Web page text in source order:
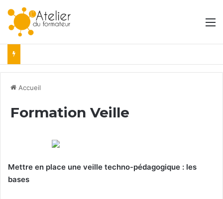
Accueil
Formation Veille
Mettre en place une veille techno-pédagogique : les
bases